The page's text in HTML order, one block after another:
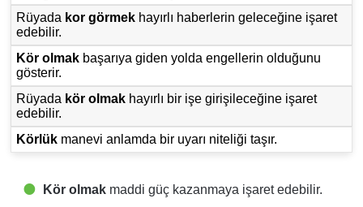
Rüyada kor görmek hayırlı haberlerin geleceğine işaret
edebilir.
Kör olmak başarıya giden yolda engellerin olduğunu
gösterir.
Rüyada kör olmak hayırlı bir işe girişileceğine işaret
edebilir.
Körlük manevi anlamda bir uyarı niteliği taşır.
Kör olmak maddi güç kazanmaya işaret edebilir.